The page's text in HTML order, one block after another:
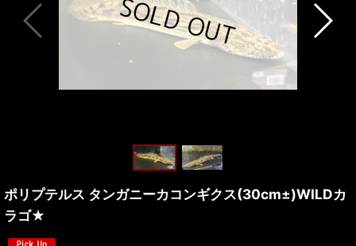
ポリプテルス タンガニーカコンギクス(30cm±)WILDカ
ラゴ★